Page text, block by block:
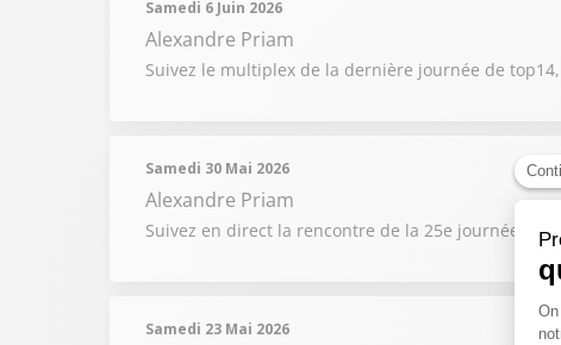
Samedi 6 Juin 2026
Alexandre Priam
Suivez le multiplex de la dernière journée de
Samedi 30 Mai 2026
Alexandre Priam
Suivez en direct la rencontre de la 25e journée de
Samedi 23 Mai 2026